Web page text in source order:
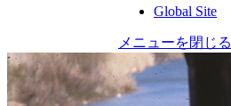
Global Site
メニューを閉じる